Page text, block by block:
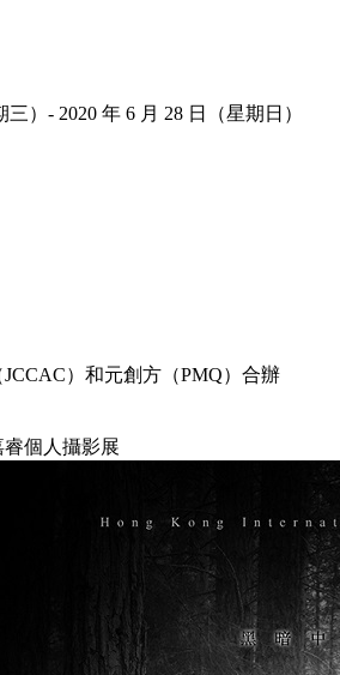
）- 2020 年 6 月 28 日（星期日）
）和元創方（PMQ）合辦
個人攝影展